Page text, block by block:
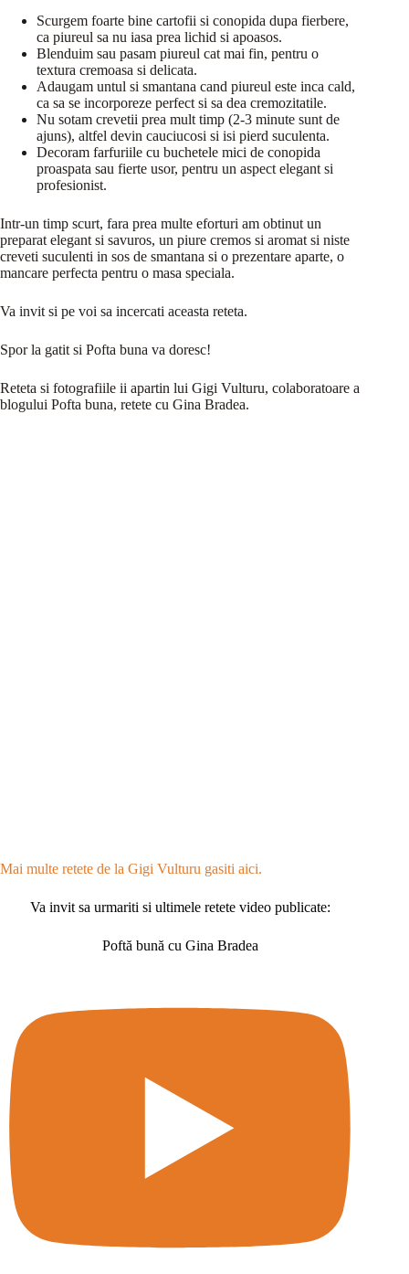
Scurgem foarte bine cartofii si conopida dupa fierbere,
ca piureul sa nu iasa prea lichid si apoasos.
Blenduim sau pasam piureul cat mai fin, pentru o
textura cremoasa si delicata.
Adaugam untul si smantana cand piureul este inca cald,
ca sa se incorporeze perfect si sa dea cremozitatile.
Nu sotam crevetii prea mult timp (2-3 minute sunt de
ajuns), altfel devin cauciucosi si isi pierd suculenta.
Decoram farfuriile cu buchetele mici de conopida
proaspata sau fierte usor, pentru un aspect elegant si
profesionist.
Intr-un timp scurt, fara prea multe eforturi am obtinut un
preparat elegant si savuros, un piure cremos si aromat si niste
creveti suculenti in sos de smantana si o prezentare aparte, o
mancare perfecta pentru o masa speciala.
Va invit si pe voi sa incercati aceasta reteta.
Spor la gatit si Pofta buna va doresc!
Reteta si fotografiile ii apartin lui Gigi Vulturu, colaboratoare a
blogului Pofta buna, retete cu Gina Bradea.
Mai multe retete de la Gigi Vulturu gasiti aici.
Va invit sa urmariti si ultimele retete video publicate:
Poftă bună cu Gina Bradea